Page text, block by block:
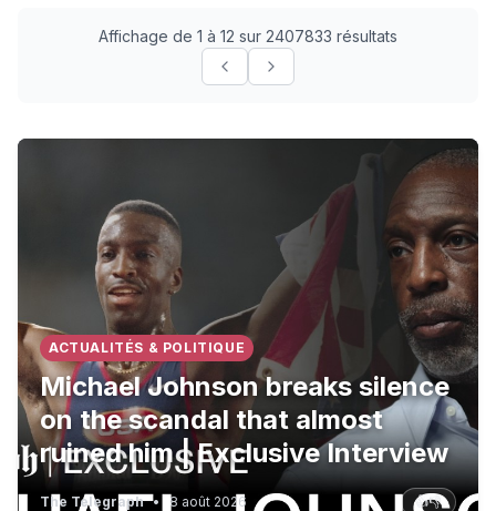
Affichage de 1 à 12 sur 2407833 résultats
Michael Johnson breaks silence on the scandal that
ACTUALITÉS & POLITIQUE
Michael Johnson breaks silence
on the scandal that almost
ruined him | Exclusive Interview
The Telegraph • 8 août 2026 👍👎